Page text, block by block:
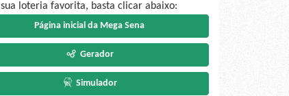
sua loteria favorita, basta clicar abaixo:
Página inicial da Mega Sena
Gerador
Simulador